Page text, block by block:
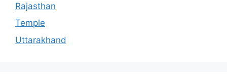
Rajasthan
Temple
Uttarakhand